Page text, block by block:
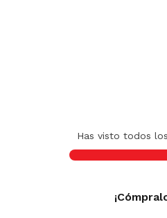
Has visto todos los